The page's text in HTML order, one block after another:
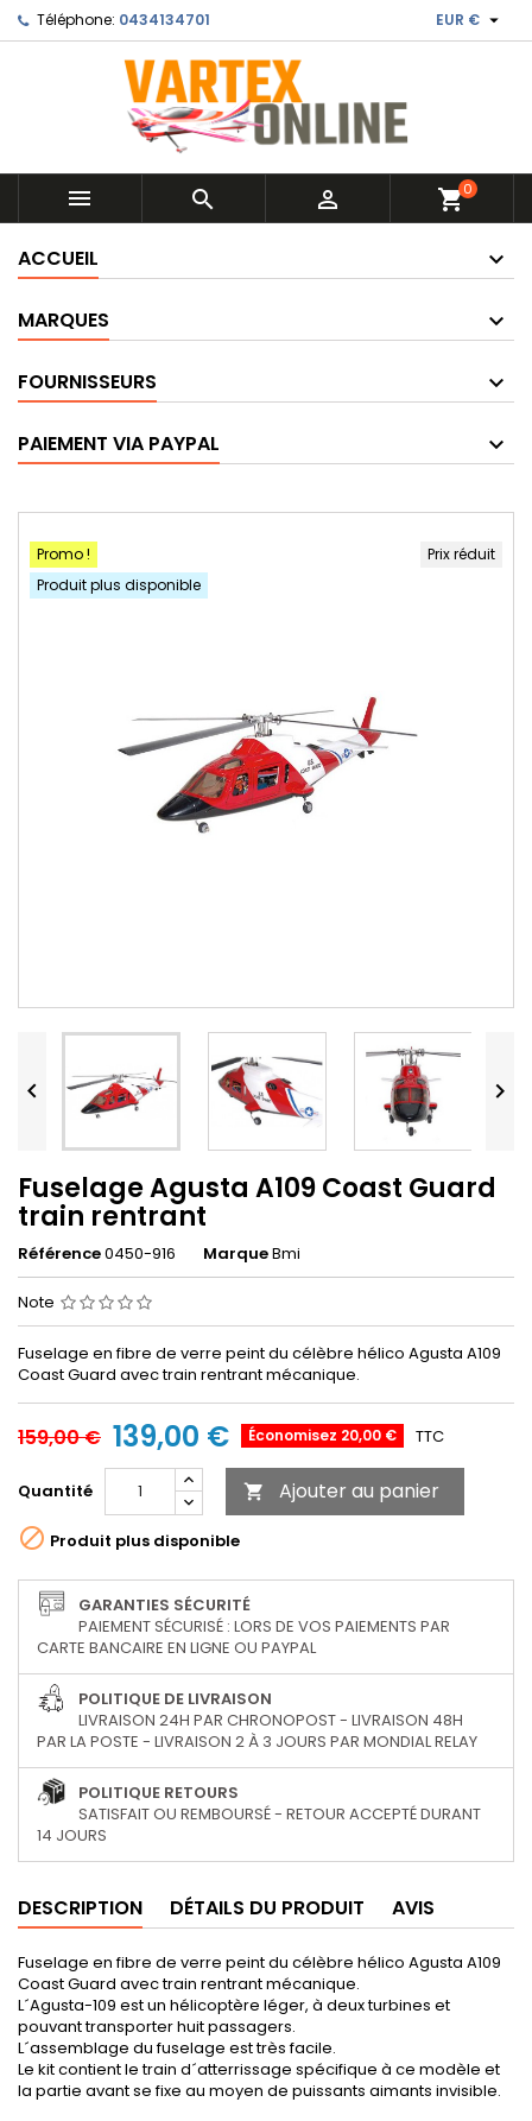
Téléphone: 0434134701 EUR € 
   shopping_cart0
ACCUEIL
MARQUES
FOURNISSEURS
PAIEMENT VIA PAYPAL
Promo !
Prix réduit
Produit plus disponible
 
Fuselage Agusta A109 Coast Guard
train rentrant
Référence0450-916 MarqueBmi
Note
Fuselage en fibre de verre peint du célèbre hélico Agusta A109
Coast Guard avec train rentrant mécanique.
159,00 € 139,00 € Économisez 20,00 € TTC
Quantité  Ajouter au panier
 Produit plus disponible
GARANTIES SÉCURITÉ
PAIEMENT SÉCURISÉ : LORS DE VOS PAIEMENTS PAR
CARTE BANCAIRE EN LIGNE OU PAYPAL
POLITIQUE DE LIVRAISON
LIVRAISON 24H PAR CHRONOPOST - LIVRAISON 48H
PAR LA POSTE - LIVRAISON 2 À 3 JOURS PAR MONDIAL RELAY
POLITIQUE RETOURS
SATISFAIT OU REMBOURSÉ - RETOUR ACCEPTÉ DURANT
14 JOURS
DESCRIPTION DÉTAILS DU PRODUIT AVIS
Fuselage en fibre de verre peint du célèbre hélico Agusta A109
Coast Guard avec train rentrant mécanique.
L´Agusta-109 est un hélicoptère léger, à deux turbines et
pouvant transporter huit passagers.
L´assemblage du fuselage est très facile.
Le kit contient le train d´atterrissage spécifique à ce modèle et
la partie avant se fixe au moyen de puissants aimants invisible.